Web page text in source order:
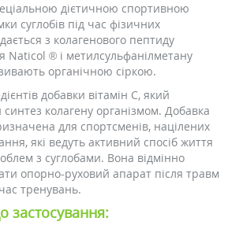
дієтичною спортивною
суглобів під час фізичних
з колагенового пептиду
Naticol ® і метилсульфанілметану
органічною сіркою.
добавки вітамін С, який
колагену організмом. Добавка
для спортсменів, націлених
які ведуть активний спосіб життя
з суглобами. Вона відмінно
опорно-руховий апарат після травм
тренувань.
застосування: